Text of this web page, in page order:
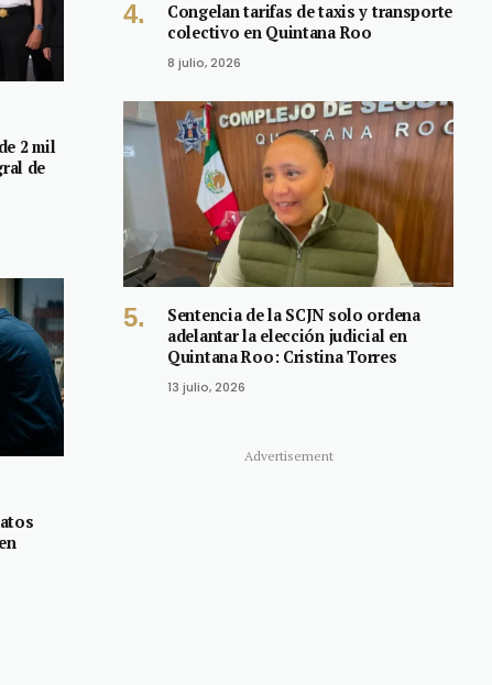
2 mil
de
Congelan tarifas de taxis y transporte
colectivo en Quintana Roo
8 julio, 2026
Sentencia de la SCJN solo ordena
adelantar la elección judicial en
Quintana Roo: Cristina Torres
13 julio, 2026
Advertisement